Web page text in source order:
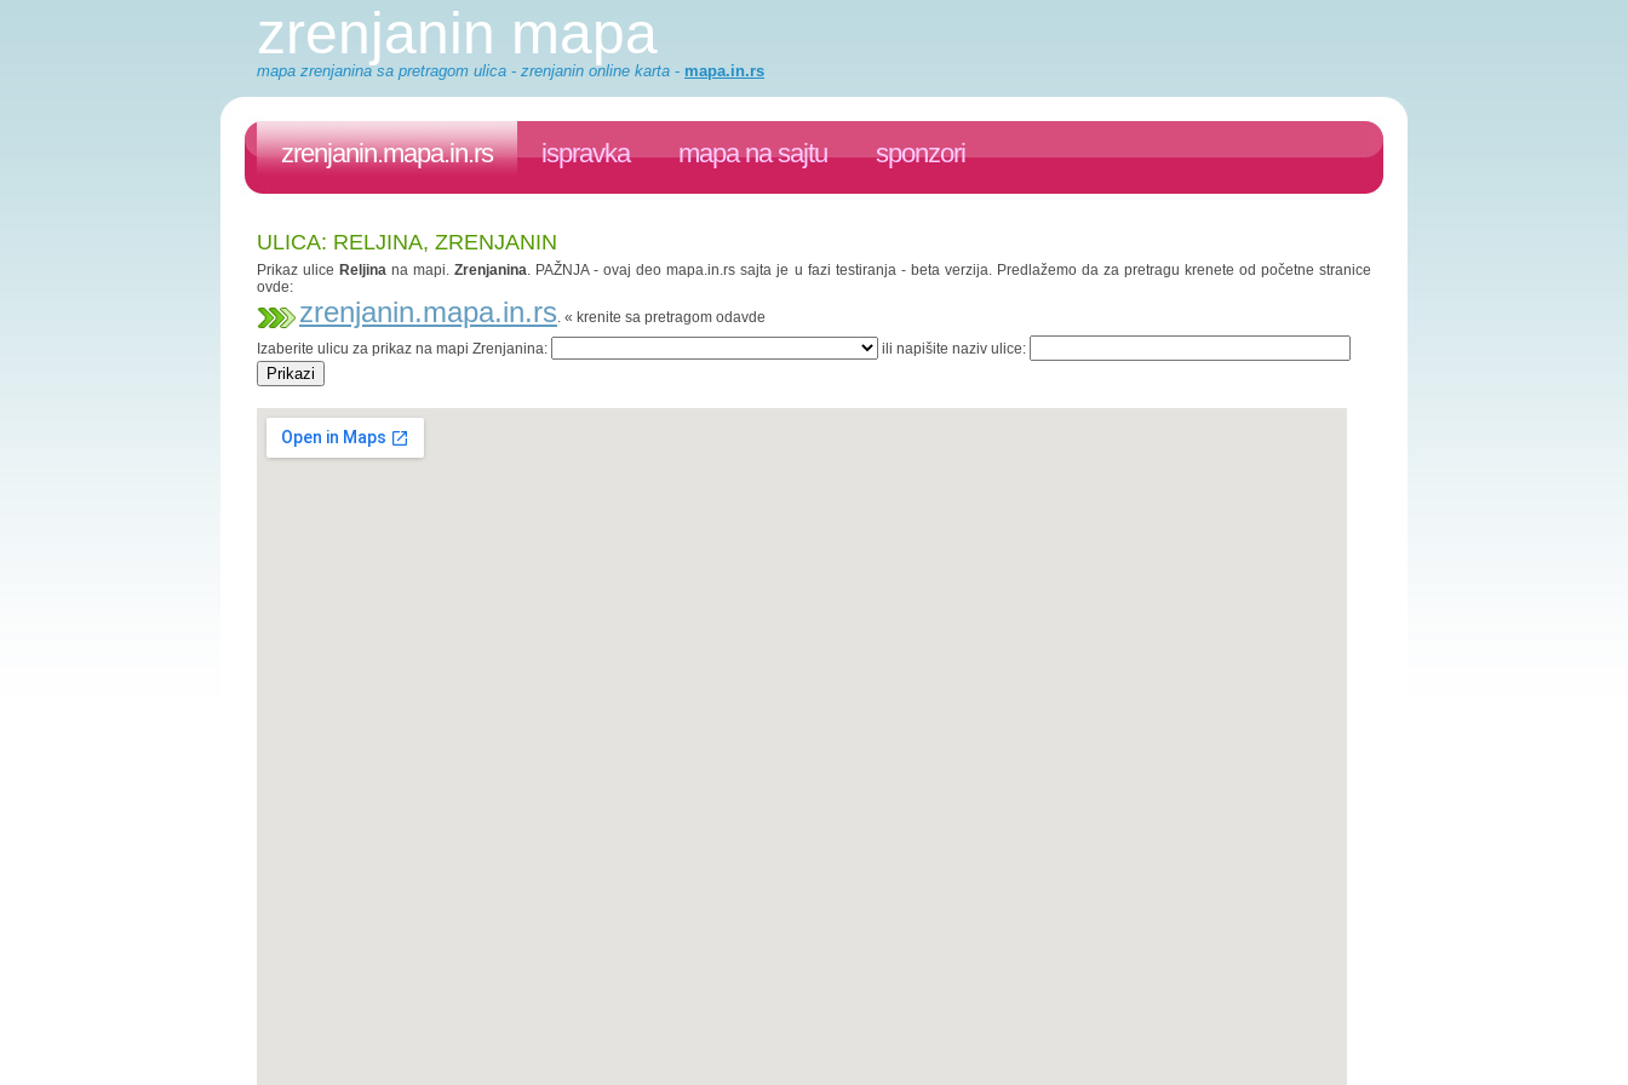
zrenjanin mapa
mapa zrenjanina sa pretragom ulica - zrenjanin online karta - mapa.in.rs
zrenjanin.mapa.in.rs ispravka mapa na sajtu sponzori
ULICA: RELJINA, ZRENJANIN
Prikaz ulice Reljina na mapi.Zrenjanina. PAŽNJA - ovaj deo mapa.in.rs sajta je u fazi testiranja - beta verzija. Predlažemo da za pretragu krenete od početne stranice
ovde:
zrenjanin.mapa.in.rs. « krenite sa pretragom odavde
Izaberite ulicu za prikaz na mapi Zrenjanina:
ili napišite naziv ulice: